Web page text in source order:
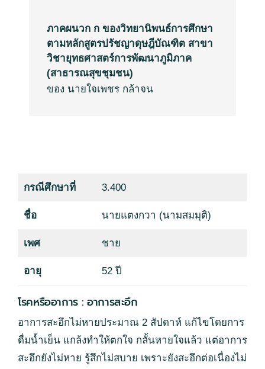
ภาคผนวก ก ของวิทยานิพนธ์การศึกษา
ตามหลักสูตรปรัชญาดุษฎีบัณฑิต สาขา
วิชายุทธศาสตร์การพัฒนาภูมิภาค
(สาธารณสุขชุมชน)
ของ นายใจเพชร กล้าจน
กรณีศึกษาที่ 3.400
ชื่อ นายแตงกวา (นามสมมุติ)
เพศ ชาย
อายุ 52 ปี
โรคหรืออาการ : อาการสะอึก
อาการสะอึกไม่หายประมาณ 2 สัปดาห์ แก้ไขโดยการ
ดื่มน้ำเย็น แกล้งทำให้ตกใจ กลั้นหายใจแล้ว แต่อาการ
สะอึกยังไม่หาย รู้สึกไม่สบาย เพราะยังสะอึกต่อเนื่องไม่